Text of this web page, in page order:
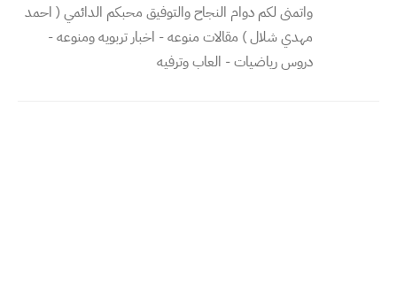
واتمنى لكم دوام النجاح والتوفيق محبكم الدائمي ( احمد
مهدي شلال ) مقالات منوعه - اخبار تربويه ومنوعه -
دروس رياضيات - العاب وترفيه